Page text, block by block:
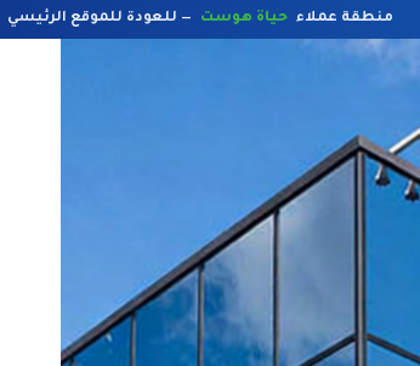
منطقة عملاء حياة هوست — للعودة للموقع الرئيسي